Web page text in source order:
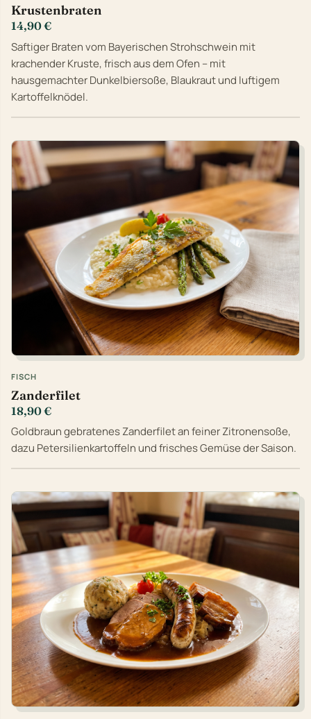
Krustenbraten
14,90 €
Saftiger Braten vom Bayerischen Strohschwein mit
krachender Kruste, frisch aus dem Ofen – mit
hausgemachter Dunkelbiersoße, Blaukraut und luftigem
Kartoffelknödel.
FISCH
Zanderfilet
18,90 €
Goldbraun gebratenes Zanderfilet an feiner Zitronensoße,
dazu Petersilienkartoffeln und frisches Gemüse der Saison.